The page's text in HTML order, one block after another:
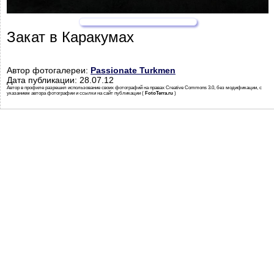
Закат в Каракумах
Автор фотогалереи: Passionate Turkmen
Дата публикации: 28.07.12
Автор в профиле разрешил использование своих фотографий на правах Creative Commons 3.0, без модификации, с
указанием автора фотографии и ссылки на сайт публикации ( FotoTerra.ru )